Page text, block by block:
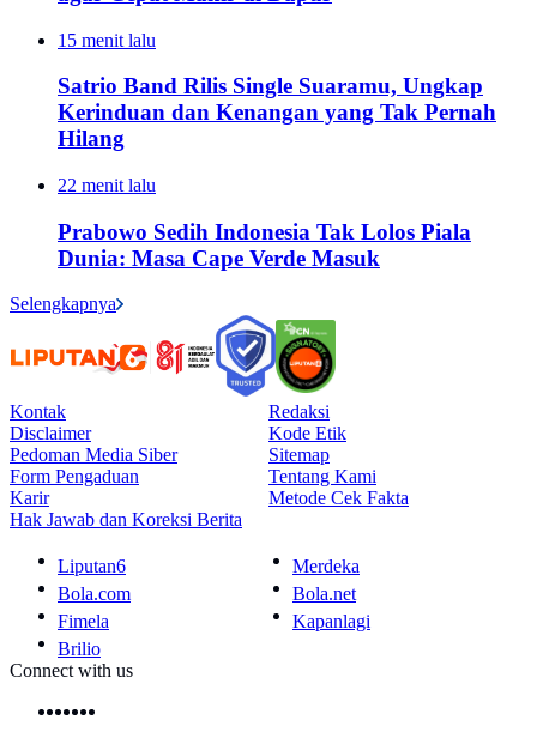
15 menit lalu
Satrio Band Rilis Single Suaramu, Ungkap
Kerinduan dan Kenangan yang Tak Pernah
Hilang
22 menit lalu
Prabowo Sedih Indonesia Tak Lolos Piala
Dunia: Masa Cape Verde Masuk
Selengkapnya
Kontak
Redaksi
Disclaimer
Kode Etik
Pedoman Media Siber
Sitemap
Form Pengaduan
Tentang Kami
Karir
Metode Cek Fakta
Hak Jawab dan Koreksi Berita
Liputan6
Merdeka
Bola.com
Bola.net
Fimela
Kapanlagi
Brilio
Connect with us